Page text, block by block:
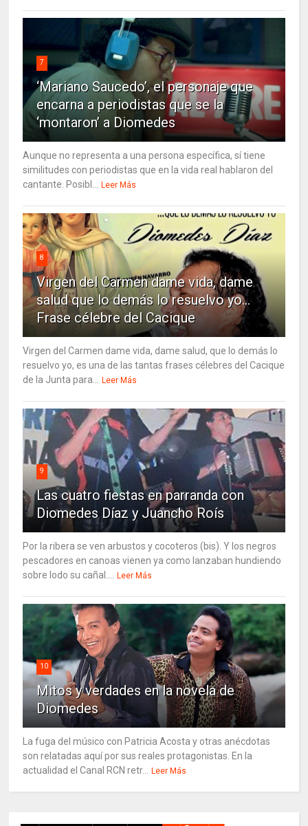
7
‘Mariano Saucedo’, el personaje que
encarna a periodistas que se la
‘montaron’ a Diomedes
Aunque no representa a una persona específica, sí tiene
similitudes con periodistas que en la vida real hablaron del
cantante. Posibl...
Leer Más
8
Virgen del Carmen dame vida, dame
salud que lo demás lo resuelvo yo…
Frase célebre del Cacique
Virgen del Carmen dame vida, dame salud, que lo demás lo
resuelvo yo, es una de las tantas frases célebres del Cacique
de la Junta para...
Leer Más
9
Las cuatro fiestas en parranda con
Diomedes Díaz y Juancho Roís
Por la ribera se ven arbustos y cocoteros (bis). Y los negros
pescadores en canoas vienen ya como lanzaban hundiendo
sobre lodo su cañal....
Leer Más
10
Mitos y verdades en la novela de
Diomedes
La fuga del músico con Patricia Acosta y otras anécdotas
son relatadas aquí por sus reales protagonistas. En la
actualidad el Canal RCN retr...
Leer Más